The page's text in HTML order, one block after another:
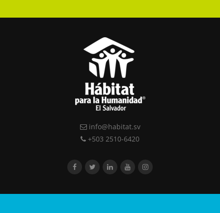
info@habitat.sv
+503 2510-6420